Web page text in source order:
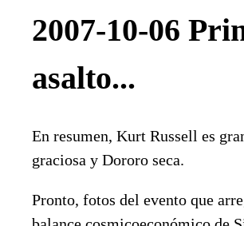
2007-10-06
asalto...
En resumen, Kurt Russell es
graciosa y Dororo seca.
Pronto, fotos del evento que